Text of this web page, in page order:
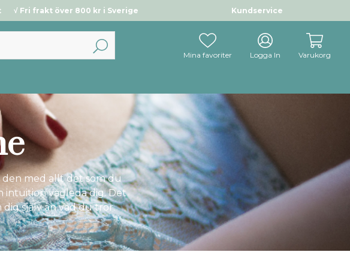
Kundservice
Fri frakt över 800 kr i Sverige
Mina favoriter Logga In Varukorg
med allt det som du
intuition vägleda dig. Det
själv än vad du tror.